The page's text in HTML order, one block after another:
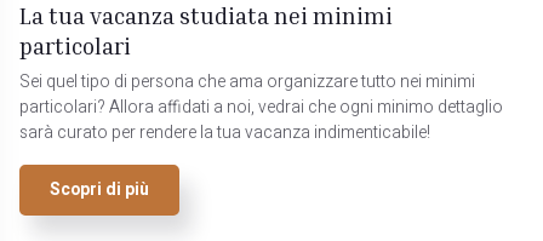
La tua vacanza studiata nei minimi
particolari
Sei quel tipo di persona che ama organizzare tutto nei minimi
particolari? Allora affidati a noi, vedrai che ogni minimo dettaglio
sarà curato per rendere la tua vacanza indimenticabile!
Scopri di più